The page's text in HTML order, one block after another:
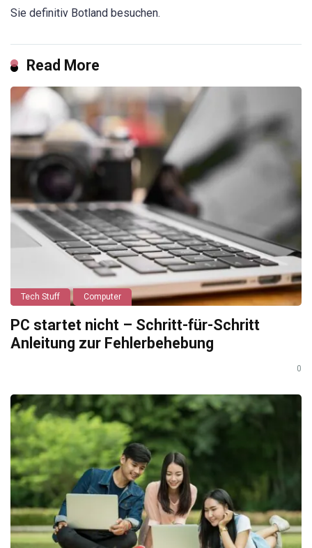
Sie definitiv Botland besuchen.
Read More
Tech Stuff Computer
PC startet nicht – Schritt-für-Schritt
Anleitung zur Fehlerbehebung
0